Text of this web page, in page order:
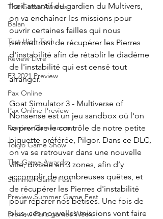
The Game Awards
Balan
Test High Tech
Review Livre
E3 2021 Preview
Pax Online
Pax Online Preview
Preview Gamescom
Tokyo Game Show
The Game Awards
Summer Game Fest
Preview Summer Game Fest
Preview Paris games Week
l'œil attentif du gardien du Multivers,
on va enchaîner les missions pour
ouvrir certaines failles qui nous
permettront de récupérer les Pierres
d'instabilité afin de rétablir le diadème
de l'instabilité qui est censé tout
arranger.
Goat Simulator 3 - Multiverse of
Nonsense est un jeu sandbox où l'on
va prendre le contrôle de notre petite
biquette préférée, Pilgor. Dans ce DLC,
on va se retrouver dans une nouvelle
ville, divisée en 3 zones, afin d’y
accomplir de nombreuses quêtes, et
de récupérer les Pierres d'instabilité
pour réparer nos bêtises. Une fois de
plus, ces nouvelles missions vont faire